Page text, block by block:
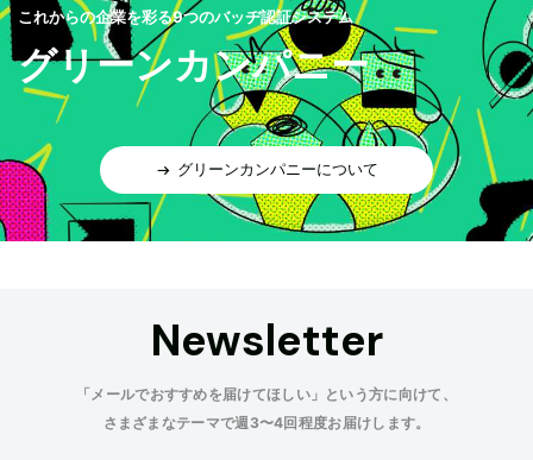
これからの企業を彩る9つのバッヂ認証システム
グリーンカンパニー
グリーンカンパニーについて
Newsletter
「メールでおすすめを届けてほしい」という方に向けて、
さまざまなテーマで週3〜4回程度お届けします。